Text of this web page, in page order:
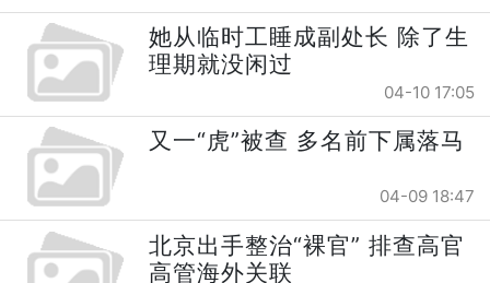
她从临时工睡成副处长 除了生
理期就没闲过
04-10 17:05
又一“虎”被查 多名前下属落马
04-09 18:47
北京出手整治“裸官” 排查高官
高管海外关联